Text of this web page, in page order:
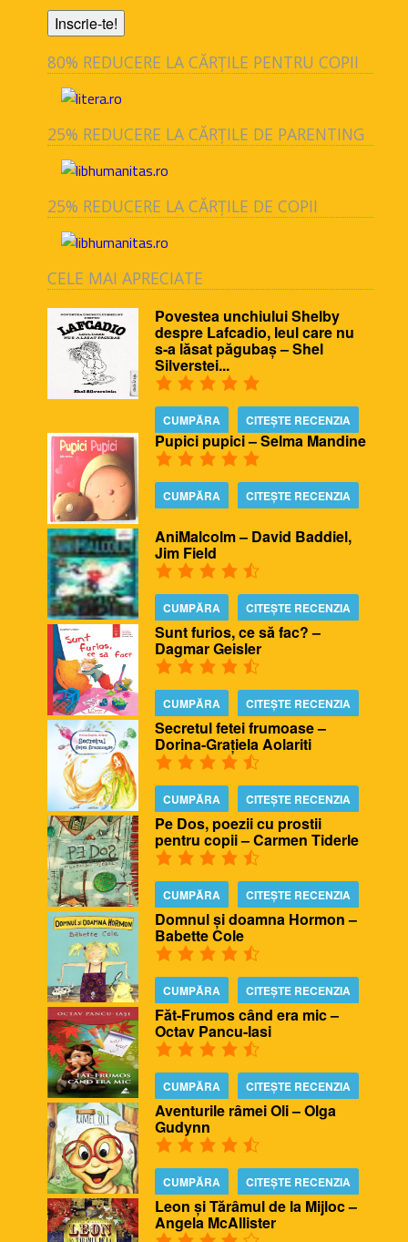
80% REDUCERE LA CĂRȚILE PENTRU COPII
25% REDUCERE LA CĂRȚILE DE PARENTING
25% REDUCERE LA CĂRȚILE DE COPII
CELE MAI APRECIATE
Povestea unchiului Shelby
despre Lafcadio, leul care nu
s-a lăsat păgubaș – Shel
Silverstei...
CUMPĂRA CITEȘTE RECENZIA
Pupici pupici – Selma Mandine
CUMPĂRA CITEȘTE RECENZIA
AniMalcolm – David Baddiel,
Jim Field
CUMPĂRA CITEȘTE RECENZIA
Sunt furios, ce să fac? –
Dagmar Geisler
CUMPĂRA CITEȘTE RECENZIA
Secretul fetei frumoase –
Dorina-Grațiela Aolariti
CUMPĂRA CITEȘTE RECENZIA
Pe Dos, poezii cu prostii
pentru copii – Carmen Tiderle
CUMPĂRA CITEȘTE RECENZIA
Domnul și doamna Hormon –
Babette Cole
CUMPĂRA CITEȘTE RECENZIA
Făt-Frumos când era mic –
Octav Pancu-Iasi
CUMPĂRA CITEȘTE RECENZIA
Aventurile râmei Oli – Olga
Gudynn
CUMPĂRA CITEȘTE RECENZIA
Leon și Tărâmul de la Mijloc –
Angela McAllister